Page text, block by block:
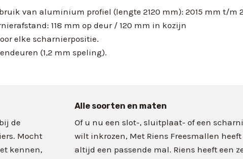
van aluminium profiel (lengte 2120 mm): 2015 mm t/m
118 mm op deur / 120 mm in kozijn
elke scharnierpositie.
(1,2 mm speling).
de
Mocht
kennen,
Alle soorten en maten
Of u nu een slot-, sluitplaat- of een
wilt inkrozen, Met Riens Freesmallen heeft
altijd een passende mal. Riens heeft een